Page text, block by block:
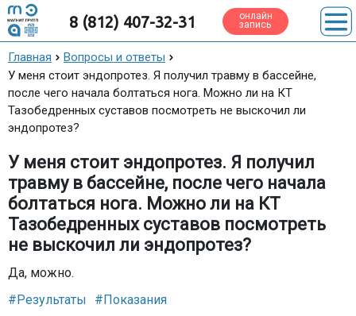
8 (812) 407-32-31 онлайн
запись
Главная
Вопросы и ответы
У меня стоит эндопротез. Я получил травму в бассейне,
после чего начала болтаться нога. Можно ли на КТ
Тазобедренных суставов посмотреть не выскочил ли
эндопротез?
У меня стоит эндопротез. Я получил
травму в бассейне, после чего начала
болтаться нога. Можно ли на КТ
Тазобедренных суставов посмотреть
не выскочил ли эндопротез?
Да, можно.
#Результаты
#Показания